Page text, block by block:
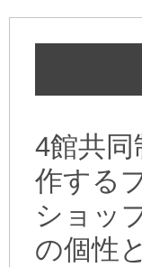
4館共
作する
ショッ
の個性